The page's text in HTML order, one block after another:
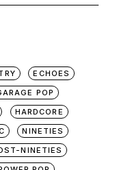
ECHOES
POP
HARDCORE
NINETIES
NINETIES